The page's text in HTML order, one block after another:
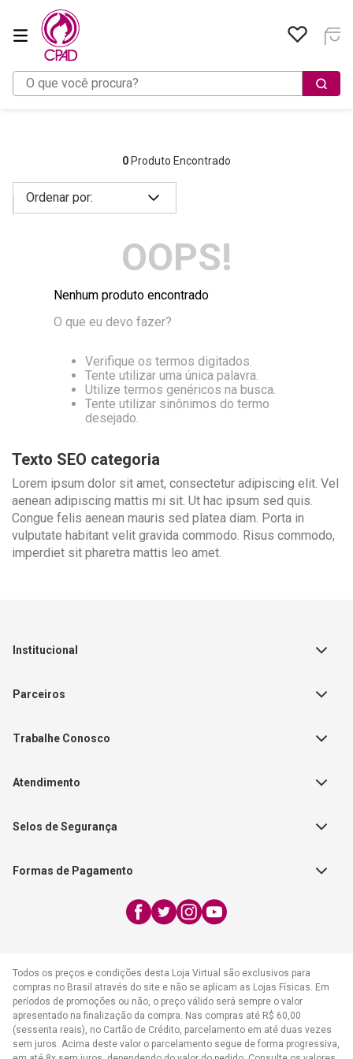
O que você procura?
0 Produto Encontrado
OOPS!
Nenhum produto encontrado
O que eu devo fazer?
Verifique os termos digitados.
Tente utilizar uma única palavra.
Utilize termos genéricos na busca.
Tente utilizar sinônimos do termo
desejado.
Texto SEO categoria
Lorem ipsum dolor sit amet, consectetur adipiscing elit. Vel
aenean adipiscing mattis mi sit. Ut hac ipsum sed quis.
Congue felis aenean mauris sed platea diam. Porta in
vulputate habitant velit gravida commodo. Risus commodo,
imperdiet sit pharetra mattis leo amet.
Institucional
Sobre a Empresa
Política de Vendas
Catálogos de Produtos
Parceiros
Teste Maeztra
Editorial Patmos
FAECAD
Trabalhe Conosco
Fale Conosco
Nossas Lojas
Atendimento
17:30h
WhatsApp:
atendimento@cpad.com.br
Selos de Segurança
Formas de Pagamento
Todos os preços e condições desta Loja Virtual são exclusivos para
compras no Brasil através do site e não se aplicam as Lojas Físicas. Em
períodos de promoções ou não, o preço válido será sempre o valor
apresentado na finalização da compra. Nas compras até R$ 60,00
(sessenta reais), no Cartão de Crédito, parcelamento em até duas vezes
sem juros. Acima deste valor o parcelamento segue de forma progressiva,